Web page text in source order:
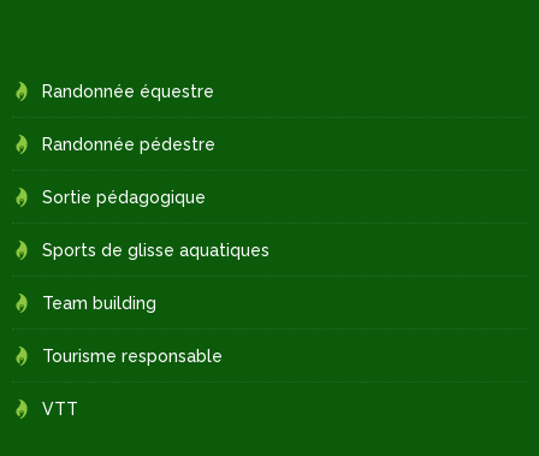
Randonnée équestre
Randonnée pédestre
Sortie pédagogique
Sports de glisse aquatiques
Team building
Tourisme responsable
VTT